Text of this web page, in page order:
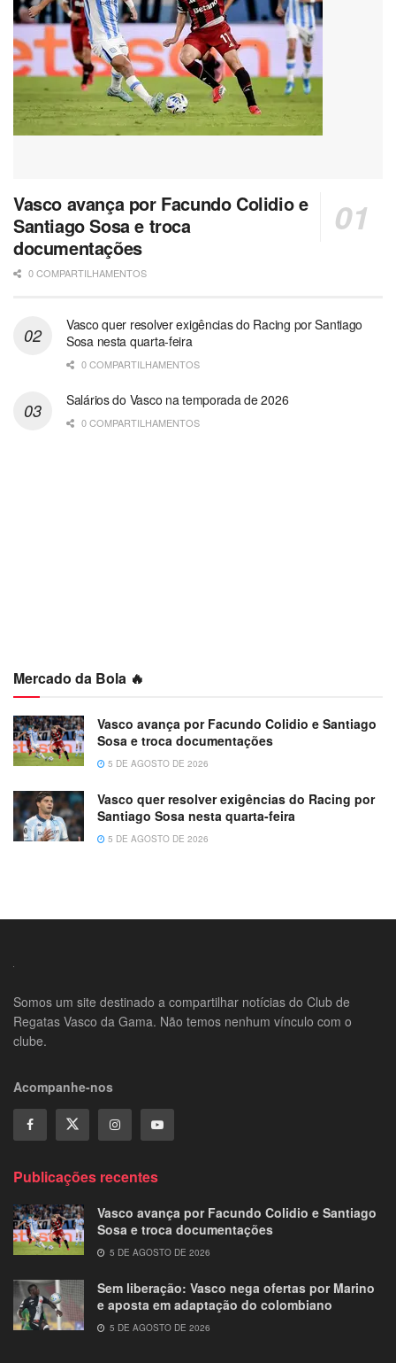
Vasco avança por Facundo Colidio e
Santiago Sosa e troca
documentações
0 COMPARTILHAMENTOS
Vasco quer resolver exigências do Racing por Santiago
Sosa nesta quarta-feira
0 COMPARTILHAMENTOS
Salários do Vasco na temporada de 2026
0 COMPARTILHAMENTOS
Mercado da Bola 🔥
Vasco avança por Facundo Colidio e Santiago
Sosa e troca documentações
5 DE AGOSTO DE 2026
Vasco quer resolver exigências do Racing por
Santiago Sosa nesta quarta-feira
5 DE AGOSTO DE 2026
Somos um site destinado a compartilhar notícias do Club de
Regatas Vasco da Gama. Não temos nenhum vínculo com o
clube.
Acompanhe-nos
Publicações recentes
Vasco avança por Facundo Colidio e Santiago
Sosa e troca documentações
5 DE AGOSTO DE 2026
Sem liberação: Vasco nega ofertas por Marino
e aposta em adaptação do colombiano
5 DE AGOSTO DE 2026